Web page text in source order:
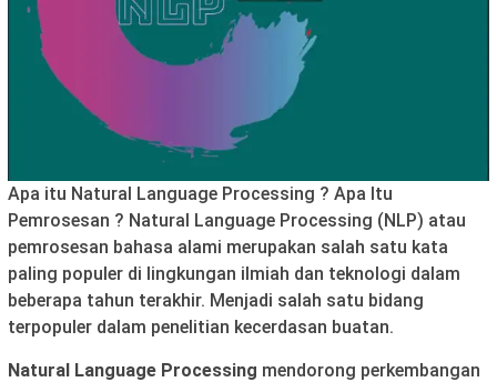
Apa itu Natural Language Processing ? Apa Itu
Pemrosesan ? Natural Language Processing (NLP) atau
pemrosesan bahasa alami merupakan salah satu kata
paling populer di lingkungan ilmiah dan teknologi dalam
beberapa tahun terakhir. Menjadi salah satu bidang
terpopuler dalam penelitian kecerdasan buatan.
Natural Language Processing mendorong perkembangan